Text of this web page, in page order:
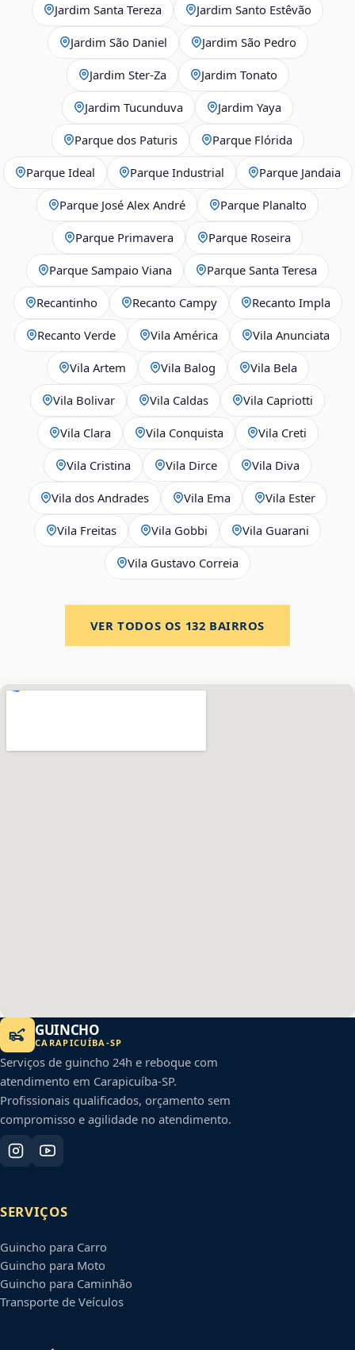
Jardim Santa Tereza Jardim Santo Estêvão
Jardim São Daniel Jardim São Pedro
Jardim Ster‑Za Jardim Tonato
Jardim Tucunduva Jardim Yaya
Parque dos Paturis Parque Flórida
Parque Ideal Parque Industrial Parque Jandaia
Parque José Alex André Parque Planalto
Parque Primavera Parque Roseira
Parque Sampaio Viana Parque Santa Teresa
Recantinho Recanto Campy Recanto Impla
Recanto Verde Vila América Vila Anunciata
Vila Artem Vila Balog Vila Bela
Vila Bolivar Vila Caldas Vila Capriotti
Vila Clara Vila Conquista Vila Creti
Vila Cristina Vila Dirce Vila Diva
Vila dos Andrades Vila Ema Vila Ester
Vila Freitas Vila Gobbi Vila Guarani
Vila Gustavo Correia
VER TODOS OS 132 BAIRROS
GUINCHO
CARAPICUÍBA -SP
Serviços de guincho 24h e reboque com
atendimento em Carapicuíba-SP.
Profissionais qualificados, orçamento sem
compromisso e agilidade no atendimento.
SERVIÇOS
Guincho para Carro
Guincho para Moto
Guincho para Caminhão
Transporte de Veículos